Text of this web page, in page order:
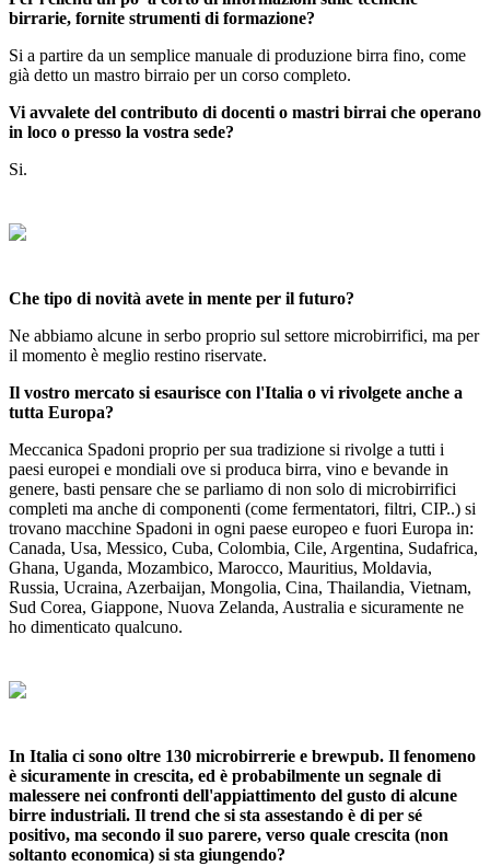
birrarie, fornite strumenti di formazione?
Si a partire da un semplice manuale di produzione birra fino, come
già detto un mastro birraio per un corso completo.
Vi avvalete del contributo di docenti o mastri birrai che operano
in loco o presso la vostra sede?
Si.
Che tipo di novità avete in mente per il futuro?
Ne abbiamo alcune in serbo proprio sul settore microbirrifici, ma per
il momento è meglio restino riservate.
Il vostro mercato si esaurisce con l'Italia o vi rivolgete anche a
tutta Europa?
Meccanica Spadoni proprio per sua tradizione si rivolge a tutti i
paesi europei e mondiali ove si produca birra, vino e bevande in
genere, basti pensare che se parliamo di non solo di microbirrifici
completi ma anche di componenti (come fermentatori, filtri, CIP..) si
trovano macchine Spadoni in ogni paese europeo e fuori Europa in:
Canada, Usa, Messico, Cuba, Colombia, Cile, Argentina, Sudafrica,
Ghana, Uganda, Mozambico, Marocco, Mauritius, Moldavia,
Russia, Ucraina, Azerbaijan, Mongolia, Cina, Thailandia, Vietnam,
Sud Corea, Giappone, Nuova Zelanda, Australia e sicuramente ne
ho dimenticato qualcuno.
In Italia ci sono oltre 130 microbirrerie e brewpub. Il fenomeno
è sicuramente in crescita, ed è probabilmente un segnale di
malessere nei confronti dell'appiattimento del gusto di alcune
birre industriali. Il trend che si sta assestando è di per sé
positivo, ma secondo il suo parere, verso quale crescita (non
soltanto economica) si sta giungendo?